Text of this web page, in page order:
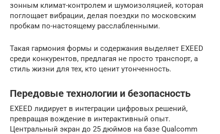
зонным климат-контролем и шумоизоляцией, которая
поглощает вибрации, делая поездки по московским
пробкам по-настоящему расслабленными.
Такая гармония формы и содержания выделяет EXEED
среди конкурентов, предлагая не просто транспорт, а
стиль жизни для тех, кто ценит утонченность.
Передовые технологии и безопасность
EXEED лидирует в интеграции цифровых решений,
превращая вождение в интерактивный опыт.
Центральный экран до 25 дюймов на базе Qualcomm